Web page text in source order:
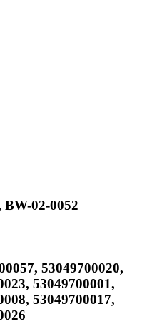
BW-02-0052
, 53049700020,
, 53049700001,
, 53049700017,